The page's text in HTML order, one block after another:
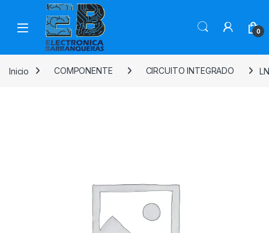
0
Inicio COMPONENTE CIRCUITO INTEGRADO